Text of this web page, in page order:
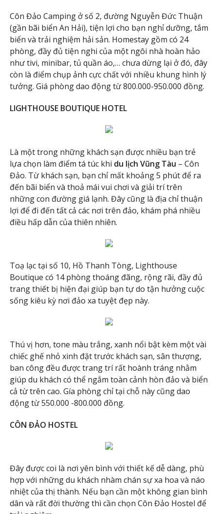
Côn Đảo Camping ở số 2, đường Nguyễn Đức Thuận
(gần bãi biển An Hải), tiện lợi cho bạn nghỉ dưỡng, tắm
biển và trải nghiệm hải sản. Homestay gồm có 24
phòng, đầy đủ tiện nghi của một ngôi nhà hoàn hảo
như tivi, minibar, tủ quần áo,… chưa dừng lại ở đó, đây
còn là điểm chụp ảnh cực chất với nhiều khung hình lý
tưởng. Giá phòng dao động từ 800.000-950.000 đồng.
LIGHTHOUSE BOUTIQUE HOTEL
Là một trong những khách sạn được nhiều bạn trẻ
lựa chọn làm điểm tá túc khi du lịch Vũng Tàu – Côn
Đảo. Từ khách sạn, bạn chỉ mất khoảng 5 phút để ra
đến bãi biển và thoả mái vui chơi và giải trí trên
những con đường giá lạnh. Đây cũng là địa chỉ thuận
lợi để đi đến tất cả các nơi trên đảo, khám phá nhiều
điều hấp dẫn của thiên nhiên.
Toạ lạc tại số 10, Hồ Thanh Tòng, Lighthouse
Boutique có 14 phòng thoáng đãng, rộng rãi, đầy đủ
trang thiết bị hiện đại giúp bạn tự do tận hưởng cuộc
sống kiêu kỳ nơi đảo xa tuyệt đẹp này.
Thú vị hơn, tone màu trắng, xanh nổi bật kèm một vài
chiếc ghế nhỏ xinh đặt trước khách sạn, sân thượng,
ban công đều được trang trí rất hoành tráng nhằm
giúp du khách có thể ngắm toàn cảnh hòn đảo và biển
cả từ trên cao. Gía phòng chỉ tại chỗ này cũng dao
động từ 550.000 -800.000 đồng.
CÔN ĐẢO HOSTEL
Đây được coi là nơi yên bình với thiết kế dễ dàng, phù
hợp với những du khách nhàm chán sự xa hoa và náo
nhiệt của thị thành. Nếu bạn cần một không gian bình
dân và rất đời thường thì cần chọn Côn Đảo Hostel để